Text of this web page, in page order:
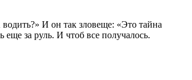
И он так зловеще: «Это тайна
за руль. И чтоб все получалось.